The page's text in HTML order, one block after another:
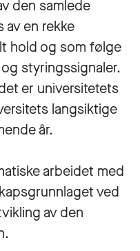
den samlede
en rekke
hold og som følge
styringssignaler.
er universitetets
langsiktige
år.
arbeidet med
ved
av den